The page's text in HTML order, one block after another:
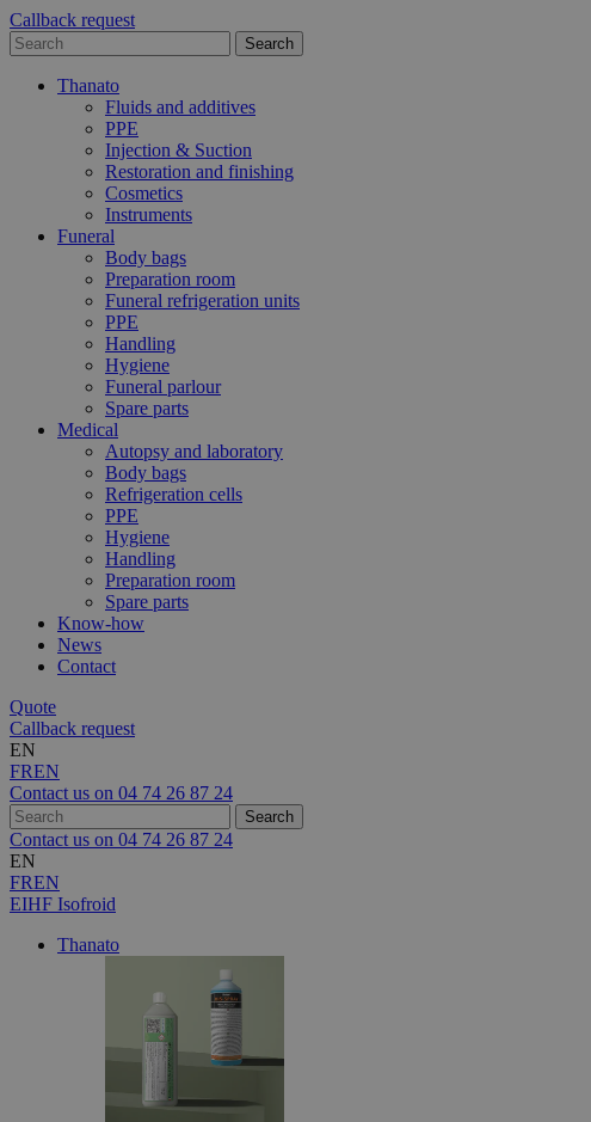
Callback request
Thanato
Fluids and additives
PPE
Injection & Suction
Restoration and finishing
Cosmetics
Instruments
Funeral
Body bags
Preparation room
Funeral refrigeration units
PPE
Handling
Hygiene
Funeral parlour
Spare parts
Medical
Autopsy and laboratory
Body bags
Refrigeration cells
PPE
Hygiene
Handling
Preparation room
Spare parts
Know-how
News
Contact
Quote
Callback request
EN
FREN
Contact us on 04 74 26 87 24
Contact us on 04 74 26 87 24
EN
FREN
EIHF Isofroid
Thanato